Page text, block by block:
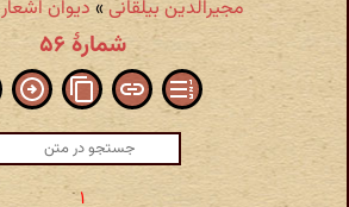
مجیرالدین بیلقانی» دیوان اشعار
شمارهٔ ۵۶